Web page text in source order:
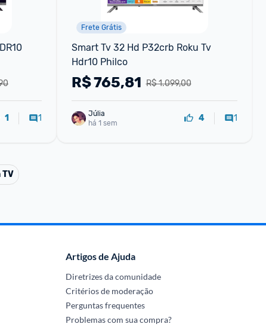
1 1
Frete Grátis
Smart Tv 32 Hd P32crb Roku Tv
Hdr10 Philco
R$ 1.099,00
R$765,81
Júlia
há 1 sem
4 1
TV
Artigos de Ajuda
Diretrizes da comunidade
Critérios de moderação
Perguntas frequentes
Problemas com sua compra?